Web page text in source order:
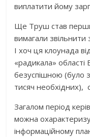
виплатити йому
Ще Труш став
вимагали
І хоч ця клоунада
«радикала»
безуспішною (було
тисяч необхідних),
Загалом період
можна
інформаційному